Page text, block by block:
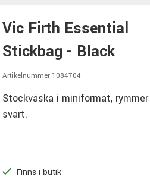
Vic Firth Essential
Stickbag - Black
Artikelnummer 1084704
Stockväska i miniformat, rymmer
svart.
Finns i butik